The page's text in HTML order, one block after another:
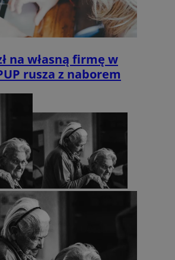
na własną firmę w
rusza z naborem